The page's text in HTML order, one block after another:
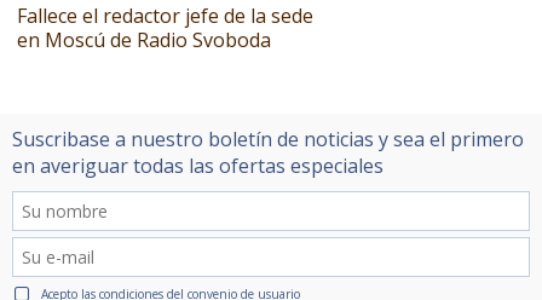
Fallece el redactor jefe de la sede
en Moscú de Radio Svoboda
Suscribase a nuestro boletín de noticias y sea el primero
en averiguar todas las ofertas especiales
Acepto las condiciones del convenio de usuario